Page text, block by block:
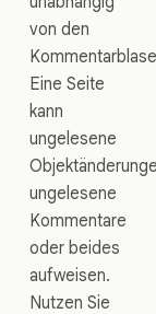
von den
Eine Seite
kann
ungelesene
ungelesene
Kommentare
oder beides
aufweisen.
Nutzen Sie